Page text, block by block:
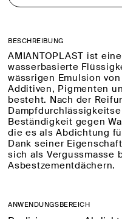
BESCHREIBUNG
AMIANTOPLAST ist
wasserbasierte
wässrigen Emulsion
Additiven, Pigmenten
besteht. Nach der
Beständigkeit gegen
die es als Abdichtung
Dank seiner
sich als Vergussmasse
Asbestzementdächern.
ANWENDUNGSBEREICH